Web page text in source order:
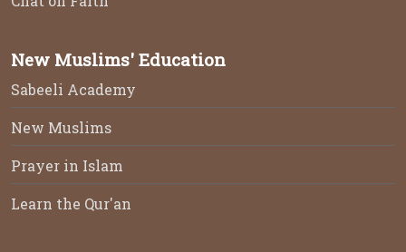
New Muslims' Education
Sabeeli Academy
New Muslims
Prayer in Islam
Learn the Qur'an